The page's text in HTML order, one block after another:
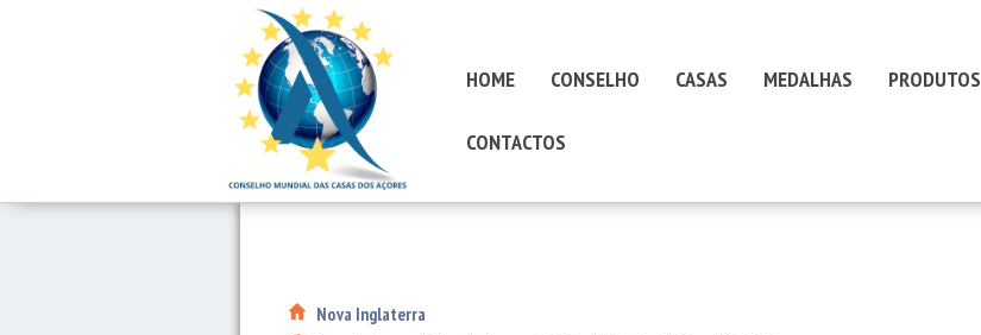
HOME CONSELHO CASAS MEDALHAS PRODUTOS
CONTACTOS
Nova Inglaterra